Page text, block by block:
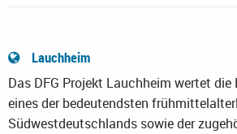
Lauchheim
Das DFG Projekt Lauchheim wertet die
eines der bedeutendsten
Südwestdeutschlands sowie der